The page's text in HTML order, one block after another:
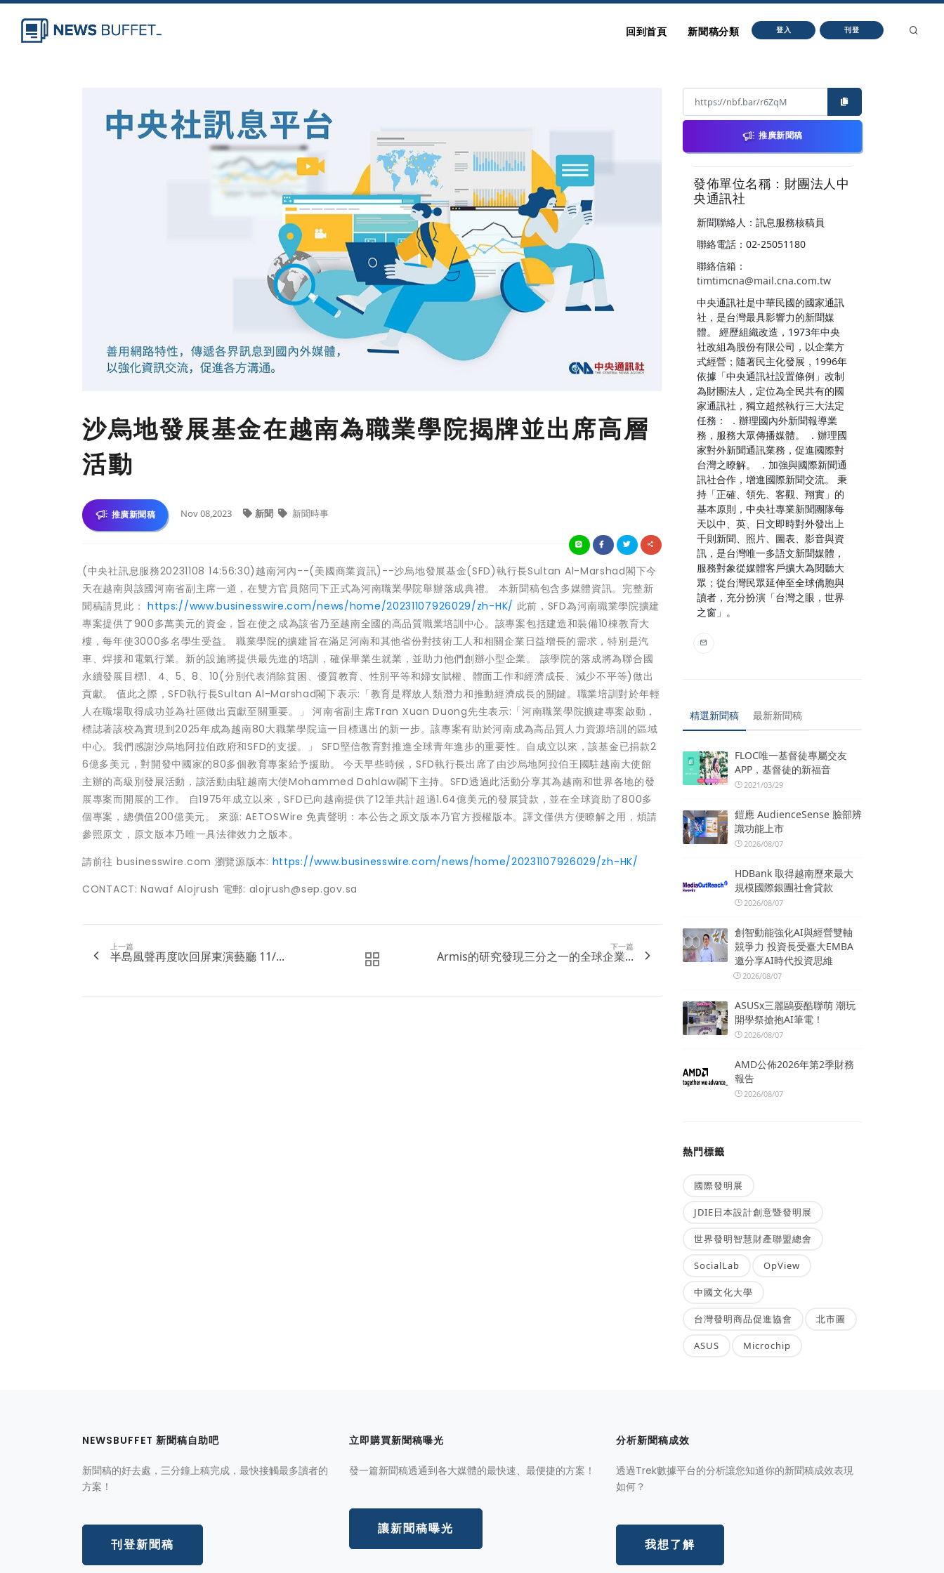
回到首頁 新聞稿分類 登入 刊登
沙烏地發展基金在越南為職業學院揭牌並出席高層
活動
推廣新聞稿 Nov 08,2023 新聞 新聞時事
(中央社訊息服務20231108 14:56:30)越南河內--(美國商業資訊)--沙烏地發展基金(SFD)執行長Sultan Al-Marshad閣下今
天在越南與該國河南省副主席一道，在雙方官員陪同下正式為河南職業學院舉辦落成典禮。 本新聞稿包含多媒體資訊。完整新
聞稿請見此： https://www.businesswire.com/news/home/20231107926029/zh-HK/ 此前，SFD為河南職業學院擴建
專案提供了900多萬美元的資金，旨在使之成為該省乃至越南全國的高品質職業培訓中心。該專案包括建造和裝備10棟教育大
樓，每年使3000多名學生受益。 職業學院的擴建旨在滿足河南和其他省份對技術工人和相關企業日益增長的需求，特別是汽
車、焊接和電氣行業。新的設施將提供最先進的培訓，確保畢業生就業，並助力他們創辦小型企業。 該學院的落成將為聯合國
永續發展目標1、4、5、8、10(分別代表消除貧困、優質教育、性別平等和婦女賦權、體面工作和經濟成長、減少不平等)做出
貢獻。 值此之際，SFD執行長Sultan Al-Marshad閣下表示:「教育是釋放人類潛力和推動經濟成長的關鍵。職業培訓對於年輕
人在職場取得成功並為社區做出貢獻至關重要。」 河南省副主席Tran Xuan Duong先生表示:「河南職業學院擴建專案啟動，
標誌著該校為實現到2025年成為越南80大職業學院這一目標邁出的新一步。該專案有助於河南成為高品質人力資源培訓的區域
中心。我們感謝沙烏地阿拉伯政府和SFD的支援。」 SFD堅信教育對推進全球青年進步的重要性。自成立以來，該基金已捐款2
6億多美元，對開發中國家的80多個教育專案給予援助。 今天早些時候，SFD執行長出席了由沙烏地阿拉伯王國駐越南大使館
主辦的高級別發展活動，該活動由駐越南大使Mohammed Dahlawi閣下主持。SFD透過此活動分享其為越南和世界各地的發
展專案而開展的工作。 自1975年成立以來，SFD已向越南提供了12筆共計超過1.64億美元的發展貸款，並在全球資助了800多
個專案，總價值200億美元。 來源: AETOSWire 免責聲明：本公告之原文版本乃官方授權版本。譯文僅供方便瞭解之用，煩請
參照原文，原文版本乃唯一具法律效力之版本。
請前往 businesswire.com 瀏覽源版本: https://www.businesswire.com/news/home/20231107926029/zh-HK/
CONTACT: Nawaf Alojrush 電郵: alojrush@sep.gov.sa
上一篇
半島風聲再度吹回屏東演藝廳 11/...
下一篇
Armis的研究發現三分之一的全球企業...
推廣新聞稿
發佈單位名稱：財團法人中
央通訊社
新聞聯絡人：訊息服務核稿員
聯絡電話：02-25051180
聯絡信箱：
timtimcna@mail.cna.com.tw
中央通訊社是中華民國的國家通訊
社，是台灣最具影響力的新聞媒
體。 經歷組織改造，1973年中央
社改組為股份有限公司，以企業方
式經營；隨著民主化發展，1996年
依據「中央通訊社設置條例」改制
為財團法人，定位為全民共有的國
家通訊社，獨立超然執行三大法定
任務： ．辦理國內外新聞報導業
務，服務大眾傳播媒體。 ．辦理國
家對外新聞通訊業務，促進國際對
台灣之瞭解。 ．加強與國際新聞通
訊社合作，增進國際新聞交流。 秉
持「正確、領先、客觀、翔實」的
基本原則，中央社專業新聞團隊每
天以中、英、日文即時對外發出上
千則新聞、照片、圖表、影音與資
訊，是台灣唯一多語文新聞媒體，
服務對象從媒體客戶擴大為閱聽大
眾；從台灣民眾延伸至全球僑胞與
讀者，充分扮演「台灣之眼，世界
之窗」。
精選新聞稿 最新新聞稿
FLOC唯一基督徒專屬交友
APP，基督徒的新福音
2021/03/29
鎧應 AudienceSense 臉部辨
識功能上市
2026/08/07
HDBank 取得越南歷來最大
規模國際銀團社會貸款
2026/08/07
創智動能強化AI與經營雙軸
競爭力 投資長受臺大EMBA
邀分享AI時代投資思維
2026/08/07
ASUSx三麗鷗耍酷聯萌 潮玩
開學祭搶抱AI筆電！
2026/08/07
AMD公佈2026年第2季財務
報告
2026/08/07
熱門標籤
國際發明展
JDIE日本設計創意暨發明展
世界發明智慧財產聯盟總會
SocialLab OpView
中國文化大學
台灣發明商品促進協會 北市圖
ASUS Microchip
NEWSBUFFET 新聞稿自助吧
新聞稿的好去處，三分鐘上稿完成，最快接觸最多讀者的
方案！
刊登新聞稿
立即購買新聞稿曝光
發一篇新聞稿透通到各大媒體的最快速、最便捷的方案！
讓新聞稿曝光
分析新聞稿成效
透過Trek數據平台的分析讓您知道你的新聞稿成效表現
如何？
我想了解